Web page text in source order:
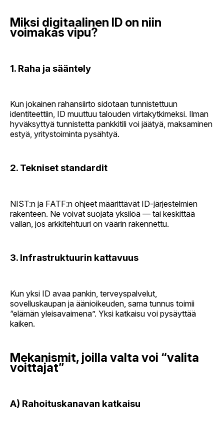
Miksi digitaalinen ID on niin
voimakas vipu?
1. Raha ja sääntely
Kun jokainen rahansiirto sidotaan tunnistettuun
identiteettiin, ID muuttuu talouden virtakytkimeksi. Ilman
hyväksyttyä tunnistetta pankkitili voi jäätyä, maksaminen
estyä, yritystoiminta pysähtyä.
2. Tekniset standardit
NIST:n ja FATF:n ohjeet määrittävät ID-järjestelmien
rakenteen. Ne voivat suojata yksilöä — tai keskittää
vallan, jos arkkitehtuuri on väärin rakennettu.
3. Infrastruktuurin kattavuus
Kun yksi ID avaa pankin, terveyspalvelut,
sovelluskaupan ja äänioikeuden, sama tunnus toimii
“elämän yleisavaimena”. Yksi katkaisu voi pysäyttää
kaiken.
Mekanismit, joilla valta voi “valita
voittajat”
A) Rahoituskanavan katkaisu